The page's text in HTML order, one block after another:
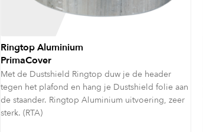
Ringtop Aluminium
PrimaCover
Met de Dustshield Ringtop duw je de header
tegen het plafond en hang je Dustshield folie aan
de staander. Ringtop Aluminium uitvoering, zeer
sterk. (RTA)